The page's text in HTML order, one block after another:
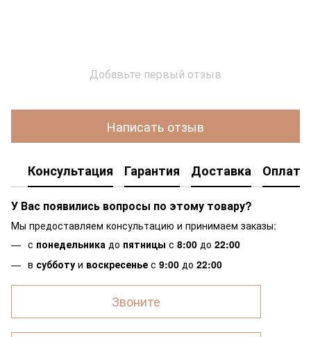
Добавьте первый отзыв
Написать отзыв
Консультация Гарантия Доставка Оплата
У Вас появились вопросы по этому товару?
Мы предоставляем консультацию и принимаем заказы:
с понедельника до пятницы с 8:00 до 22:00
в субботу и воскресенье с 9:00 до 22:00
Звоните